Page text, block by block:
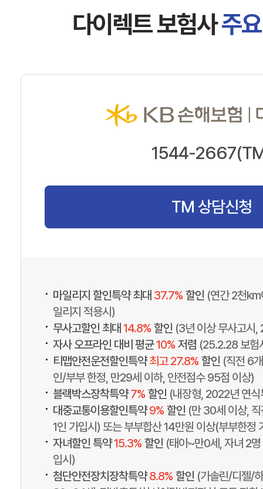
다이렉트 보험사주
1544-
TM 상담신청
• 마일리지 할인특약 최대 37.7% 할인 (연간 2천
일리지 적용시)
• 무사고할인 최대 14.8% 할인 (3년 이상 무사고
• 자사 오프라인 대비 평균10% 저렴 (25.2.28 보험
• 티맵안전운전할인특약최고 27.8% 할인 (직전 6
인/부부 한정, 만29세 이하, 안전점수 95점 이상)
• 블랙박스장착특약7% 할인 (내장형, 2022년 연식
• 대중교통이용할인특약9% 할인 (만 30세 이상,
1인 가입시) 또는 부부합산 14만원 이상(부부한정
• 자녀할인 특약15.3% 할인 (태아~만0세, 자녀 2
입시)
• 첨단안전장치장착특약8.8% 할인 (가솔린/디젤/